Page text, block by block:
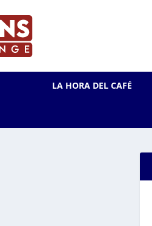
LA HORA DEL CAFÉ